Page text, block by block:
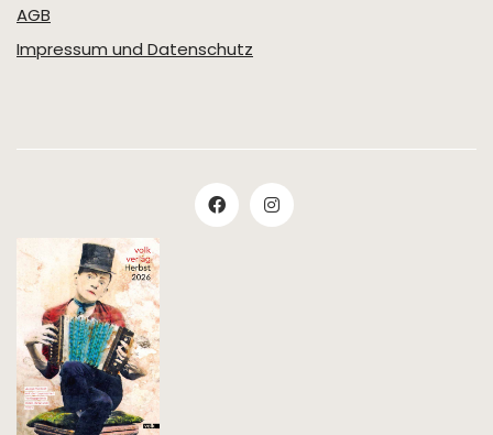
AGB
Impressum und Datenschutz